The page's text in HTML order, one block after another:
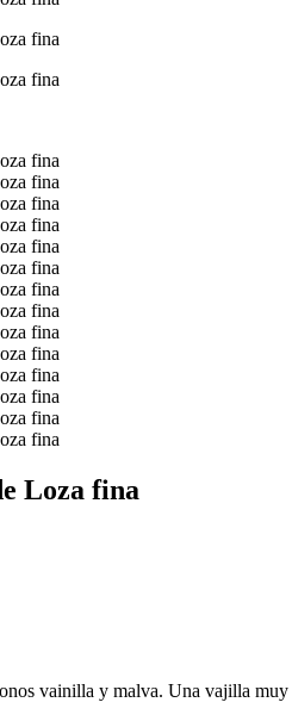
Loza fina
vainilla y malva. Una vajilla muy